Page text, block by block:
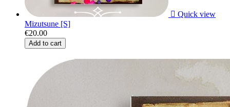
 Quick view
Mizutsune [S]
€20.00
Add to cart